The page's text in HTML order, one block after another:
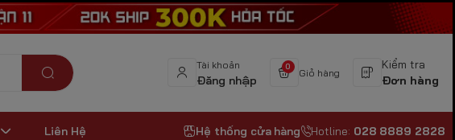
Tài khoản
Đăng nhập
0
Giỏ hàng
Kiểm tra
Đơn hàng
Liên Hệ Hệ thống cửa hàng Hotline: 028 8889 2828